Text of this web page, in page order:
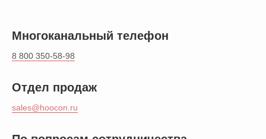
Многоканальный телефон
8 800 350-58-98
Отдел продаж
sales@hoocon.ru